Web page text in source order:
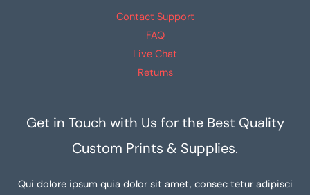
Contact Support
FAQ
Live Chat
Returns
Get in Touch with Us for the Best Quality
Custom Prints & Supplies.
Qui dolore ipsum quia dolor sit amet, consec tetur adipisci